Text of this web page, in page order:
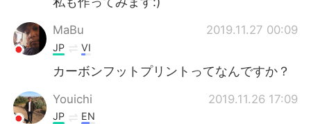
MaBu 2019.11.27 00:09
JP VI
カーボンフットプリントってなんですか？
Youichi 2019.11.26 17:09
JP EN